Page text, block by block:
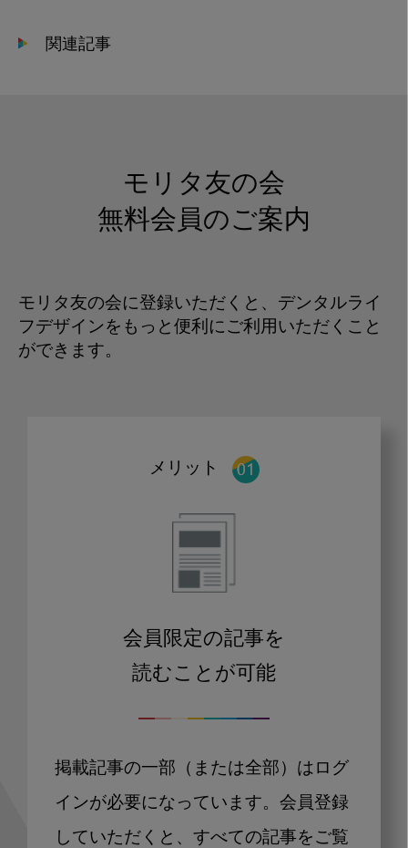
関連記事
モリタ友の会
無料会員のご案内
モリタ友の会に登録いただくと、デンタルライ
フデザインをもっと便利にご利用いただくこと
ができます。
メリット
会員限定の記事を
読むことが可能
掲載記事の一部（または全部）はログ
インが必要になっています。会員登録
していただくと、すべての記事をご覧